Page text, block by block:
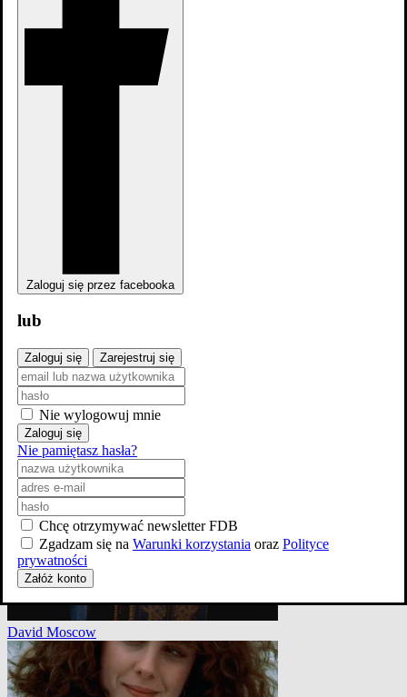
Tom Hanks
Tom Hanks
David Moscow
Zaloguj się przez facebooka
lub
Zaloguj się Zarejestruj się
Nie wylogowuj mnie
Zaloguj się
Nie pamiętasz hasła?
Chcę otrzymywać newsletter FDB
Zgadzam się na Warunki korzystania oraz Polityce
prywatności
Załóż konto